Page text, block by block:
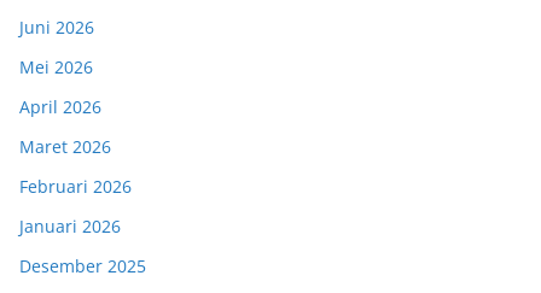
Juni 2026
Mei 2026
April 2026
Maret 2026
Februari 2026
Januari 2026
Desember 2025